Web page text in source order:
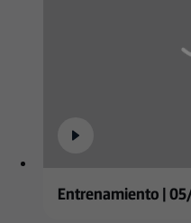
Entrenamiento |